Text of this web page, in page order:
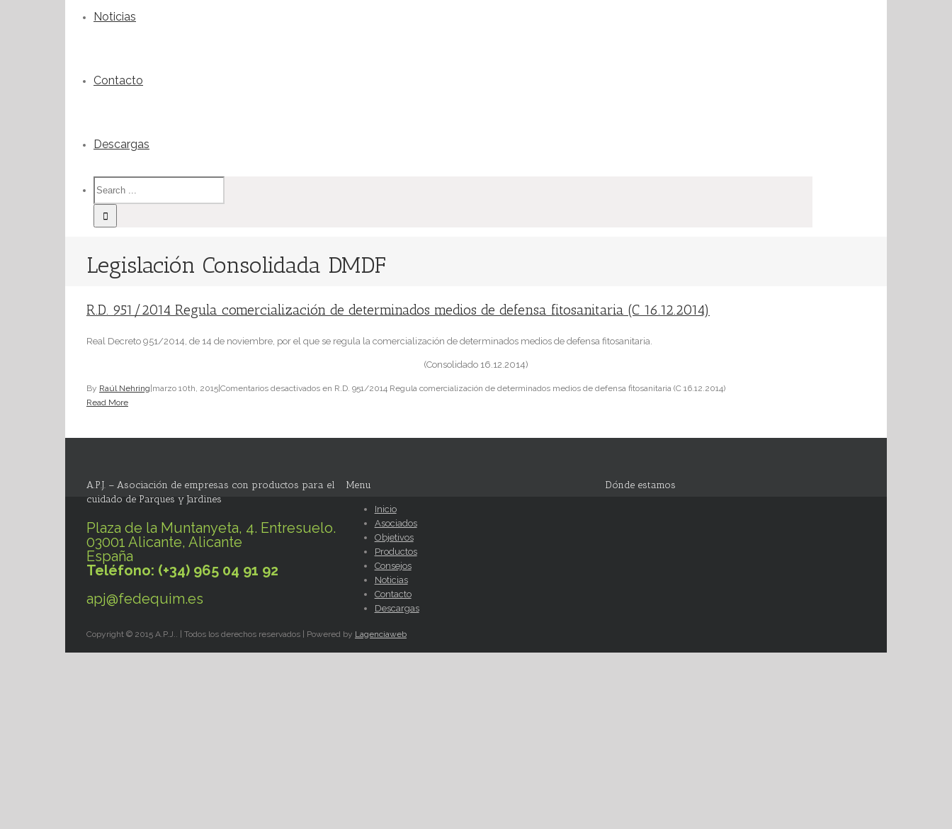
Noticias
Contacto
Descargas
Legislación Consolidada DMDF
R.D. 951/2014 Regula comercialización de determinados medios de defensa fitosanitaria (C 16.12.2014)
Real Decreto 951/2014, de 14 de noviembre, por el que se regula la comercialización de determinados medios de defensa fitosanitaria.
(Consolidado 16.12.2014)
By Raúl Nehring marzo 10th, 2015 Comentarios desactivados en R.D. 951/2014 Regula comercialización de determinados medios de defensa fitosanitaria (C 16.12.2014)
Read More
A.P.J. – Asociación de empresas con productos para el
cuidado de Parques y Jardines
Plaza de la Muntanyeta, 4. Entresuelo.
03001 Alicante, Alicante
España
Teléfono: (+34) 965 04 91 92
apj@fedequim.es
Menu
Inicio
Asociados
Objetivos
Productos
Consejos
Noticias
Contacto
Descargas
Dónde estamos
Copyright © 2015 A.P.J.. | Todos los derechos reservados | Powered by Lagenciaweb